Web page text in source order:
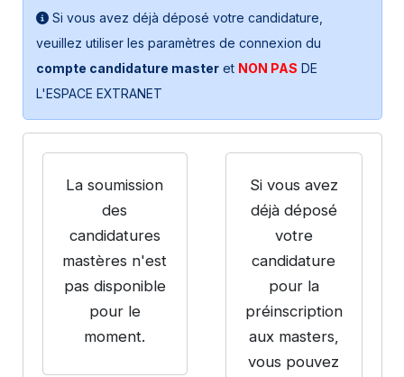
Si vous avez déjà déposé votre candidature,
veuillez utiliser les paramètres de connexion du
compte candidature masteret NON PAS DE
L'ESPACE EXTRANET
La soumission
des
candidatures
mastères n'est
pas disponible
pour le
moment.
Si vous avez
déjà déposé
votre
candidature
pour la
préinscription
aux masters,
vous pouvez